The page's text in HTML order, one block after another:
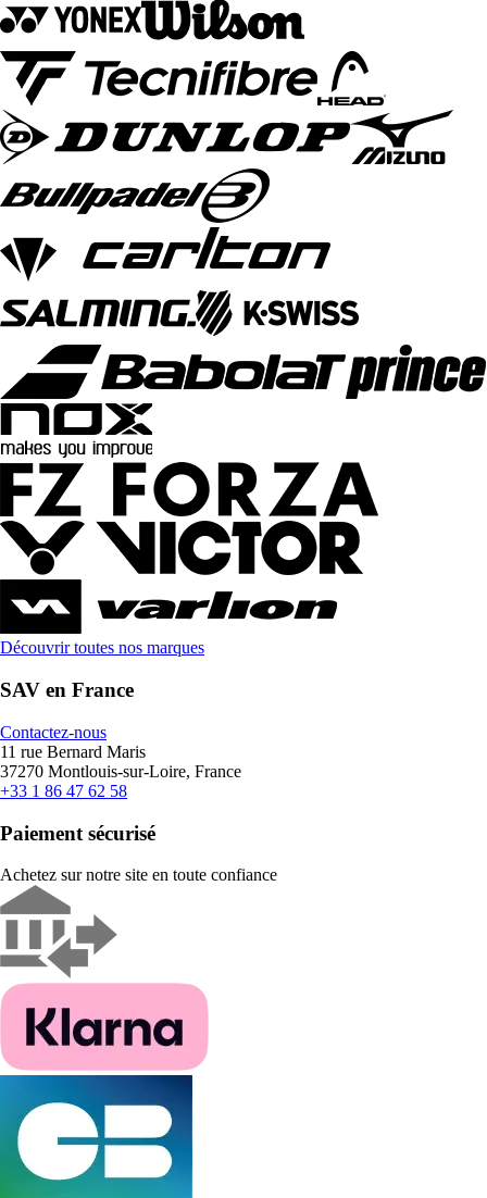
Découvrir toutes nos marques
SAV en France
Contactez-nous
11 rue Bernard Maris
37270 Montlouis-sur-Loire, France
+33 1 86 47 62 58
Paiement sécurisé
Achetez sur notre site en toute confiance